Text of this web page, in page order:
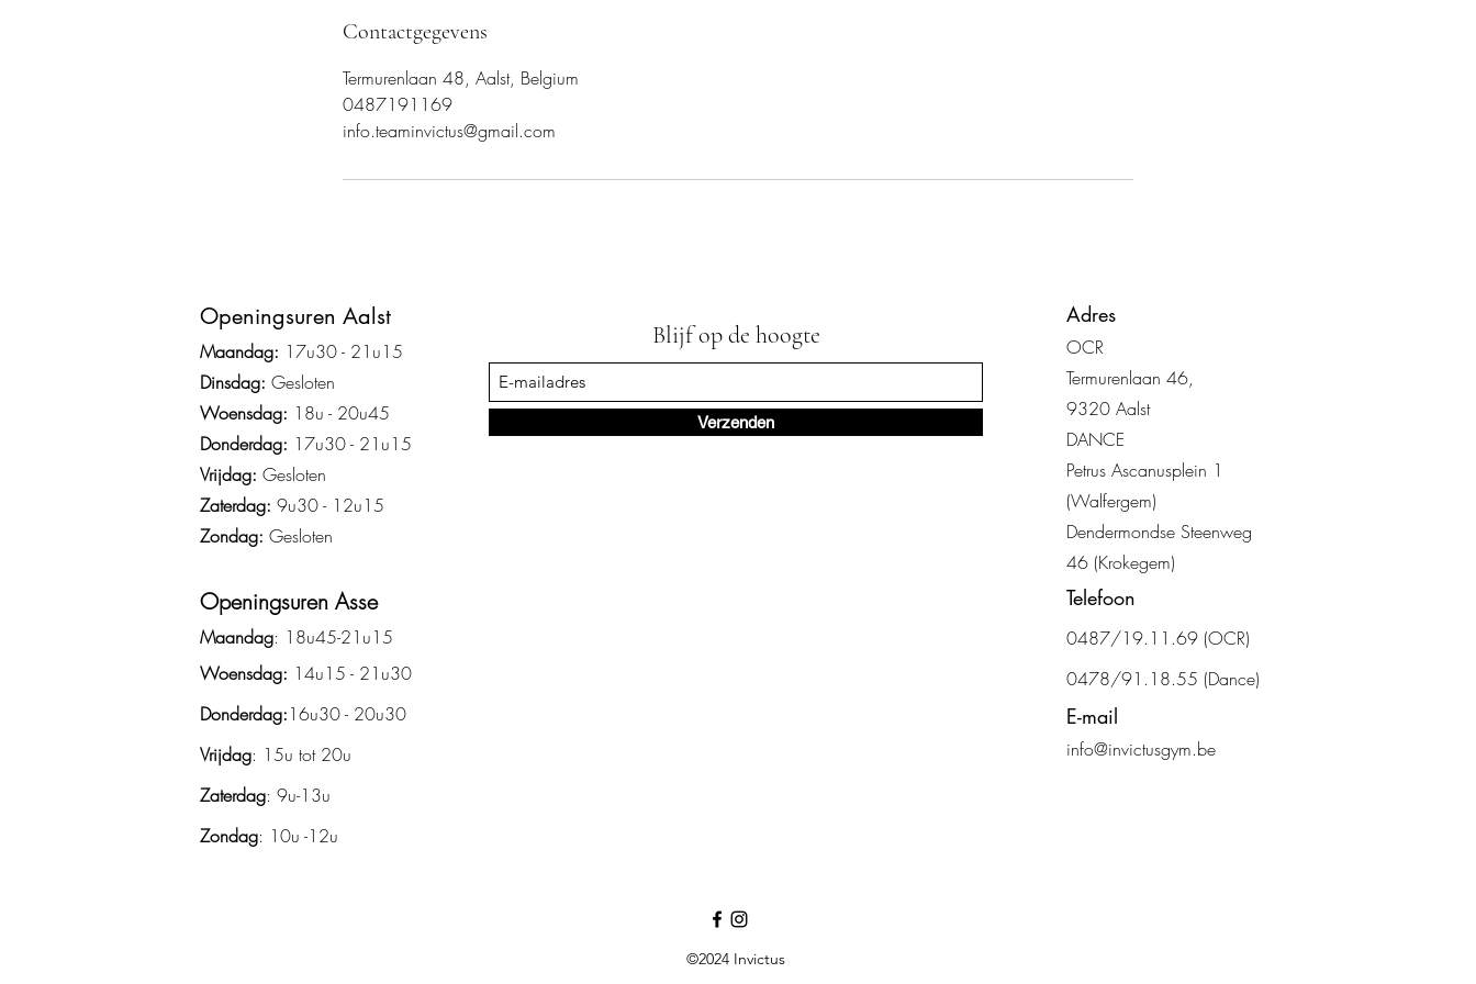
Contactgegevens
Termurenlaan 48, Aalst, Belgium
0487191169
info.teaminvictus@gmail.com
Openingsuren Aalst
Maandag: 17u30 - 21 u15
Dinsdag: Gesloten
Woensdag: 18u - 20u45
Donderdag: 17u30 - 21u15
Vrijdag: Gesloten
Zaterdag: 9u30 - 12u15
Zondag: Gesloten
Openingsuren Asse
Maandag: 18u45-21u15
Woensdag: 14u15 - 21u30
Donderdag:16u30 - 20u30
Vrijdag: 15u tot 20u
Zaterdag: 9u-13u
Zondag: 10u -12u
Blijf op de hoogte
Verzenden
Adres
OCR
Termurenlaan 46,
9320 Aalst
DANCE
Petrus Ascanusplein 1
(Walfergem)
Dendermondse Steenweg
46 (Krokegem)
Telefoon
0487/19.11.69 (OCR)
0478/91.18.55 (Dance)
E-mail
info@invictusgym.be
©2024 Invictus